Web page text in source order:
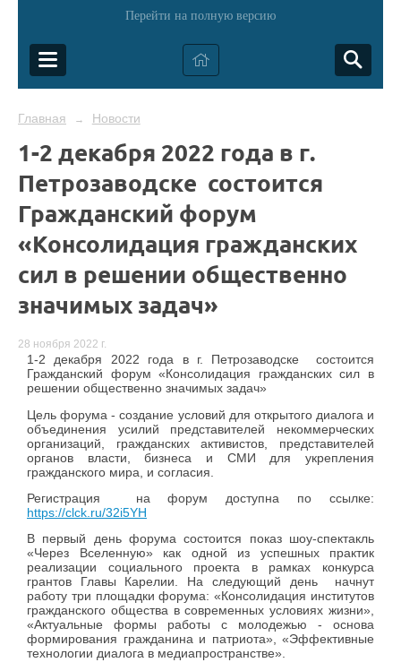
Перейти на полную версию
Главная → Новости
1-2 декабря 2022 года в г.
Петрозаводске состоится
Гражданский форум
«Консолидация гражданских
сил в решении общественно
значимых задач»
28 ноября 2022 г.
1-2 декабря 2022 года в г. Петрозаводске состоится
Гражданский форум «Консолидация гражданских сил в
решении общественно значимых задач»
Цель форума - создание условий для открытого диалога и
объединения усилий представителей некоммерческих
организаций, гражданских активистов, представителей
органов власти, бизнеса и СМИ для укрепления
гражданского мира, и согласия.
Регистрация на форум доступна по ссылке:
https://clck.ru/32i5YH
В первый день форума состоится показ шоу-спектакль
«Через Вселенную» как одной из успешных практик
реализации социального проекта в рамках конкурса
грантов Главы Карелии. На следующий день начнут
работу три площадки форума: «Консолидация институтов
гражданского общества в современных условиях жизни»,
«Актуальные формы работы с молодежью - основа
формирования гражданина и патриота», «Эффективные
технологии диалога в медиапространстве».